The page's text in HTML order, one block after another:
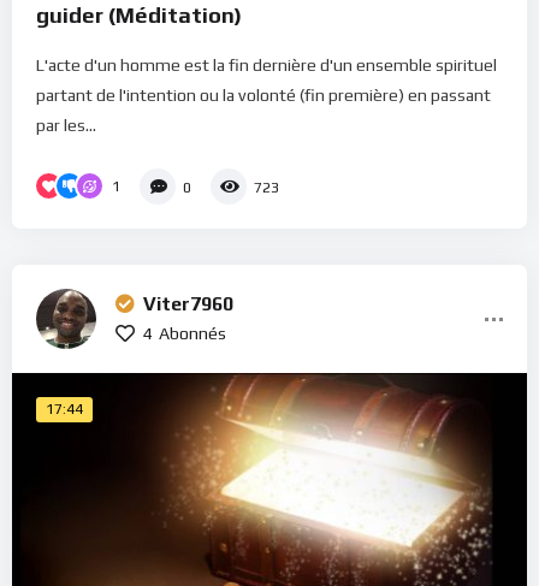
guider (Méditation)
L'acte d'un homme est la fin dernière d'un ensemble spirituel
partant de l'intention ou la volonté (fin première) en passant
par les...
1 0 723
Viter7960
4 Abonnés
17:44